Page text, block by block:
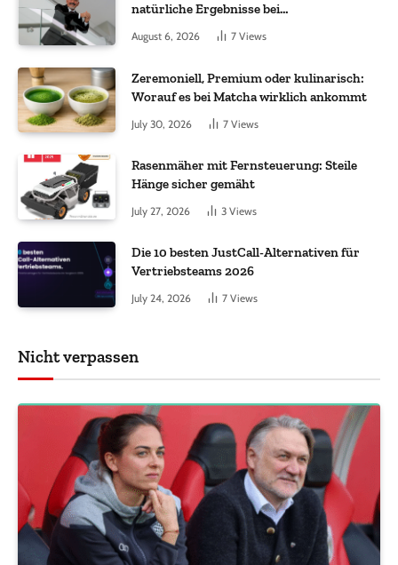
natürliche Ergebnisse bei
Haartransplantationen
August 6, 2026 7 Views
Zeremoniell, Premium oder kulinarisch:
Worauf es bei Matcha wirklich ankommt
July 30, 2026 7 Views
Rasenmäher mit Fernsteuerung: Steile
Hänge sicher gemäht
July 27, 2026 3 Views
Die 10 besten JustCall-Alternativen für
Vertriebsteams 2026
July 24, 2026 7 Views
Nicht verpassen